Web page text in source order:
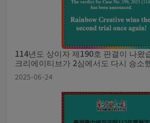
114년도 상이자 제190호 판결이 나왔
크리에이티브가 2심에서도 다시 승소
2025-06-24